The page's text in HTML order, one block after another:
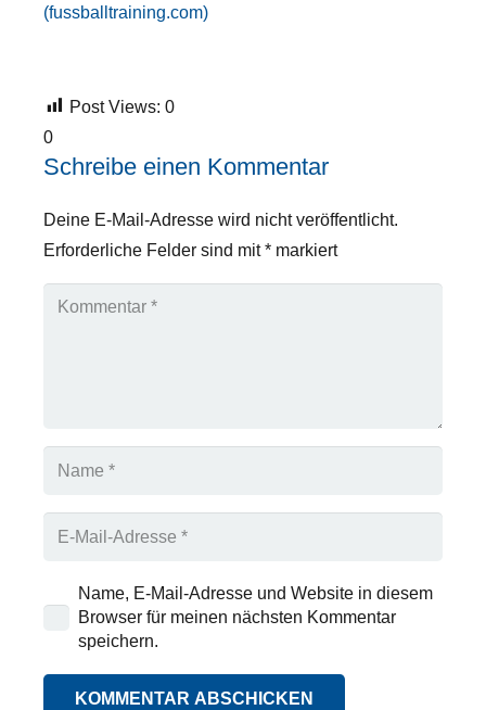
(fussballtraining.com)
Post Views: 0
0
Schreibe einen Kommentar
Deine E-Mail-Adresse wird nicht veröffentlicht.
Erforderliche Felder sind mit* markiert
Name, E-Mail-Adresse und Website in diesem
Browser für meinen nächsten Kommentar
speichern.
KOMMENTAR ABSCHICKEN